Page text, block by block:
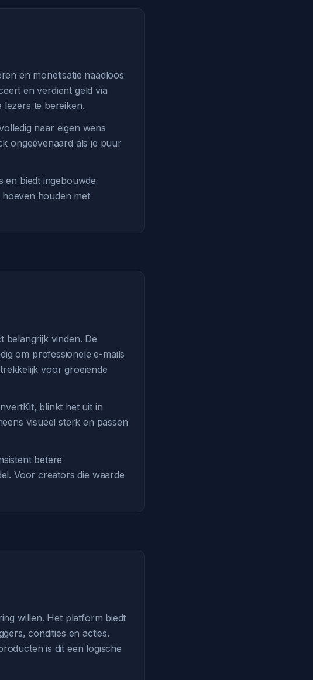
en monetisatie naadloos
en verdient geld via
lezers te bereiken.
naar eigen wens
ongeëvenaard als je puur
en biedt ingebouwde
houden met
belangrijk vinden. De
om professionele e-mails
voor groeiende
blinkt het uit in
visueel sterk en passen
betere
Voor creators die waarde
willen. Het platform biedt
condities en acties.
is dit een logische